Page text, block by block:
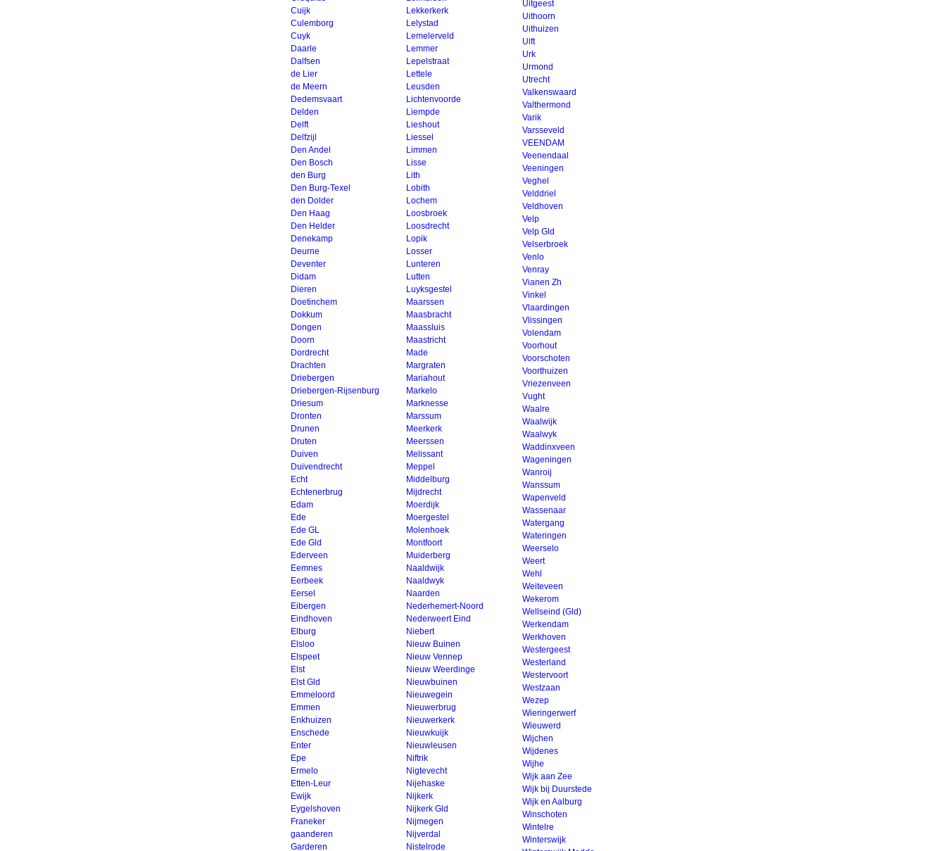
Uitgeest
Uithoorn
Uithuizen
Ulft
Urk
Urmond
Utrecht
Valkenswaard
Valthermond
Varik
Varsseveld
VEENDAM
Veenendaal
Veeningen
Veghel
Velddriel
Veldhoven
Velp
Velp Gld
Velserbroek
Venlo
Venray
Vianen Zh
Vinkel
Vlaardingen
Vlissingen
Volendam
Voorhout
Voorschoten
Voorthuizen
Vriezenveen
Vught
Waalre
Waalwijk
Waalwyk
Waddinxveen
Wageningen
Wanroij
Wanssum
Wapenveld
Wassenaar
Watergang
Wateringen
Weerselo
Weert
Wehl
Weiteveen
Wekerom
Wellseind (Gld)
Werkendam
Werkhoven
Westergeest
Westerland
Westervoort
Westzaan
Wezep
Wieringerwerf
Wieuwerd
Wijchen
Wijdenes
Wijhe
Wijk aan Zee
Wijk bij Duurstede
Wijk en Aalburg
Winschoten
Wintelre
Winterswijk
Cuijk
Culemborg
Cuyk
Daarle
Dalfsen
de Lier
de Meern
Dedemsvaart
Delden
Delft
Delfzijl
Den Andel
Den Bosch
den Burg
Den Burg-Texel
den Dolder
Den Haag
Den Helder
Denekamp
Deurne
Deventer
Didam
Dieren
Doetinchem
Dokkum
Dongen
Doorn
Dordrecht
Drachten
Driebergen
Driebergen-Rijsenburg
Driesum
Dronten
Drunen
Druten
Duiven
Duivendrecht
Echt
Echtenerbrug
Edam
Ede
Ede GL
Ede Gld
Ederveen
Eemnes
Eerbeek
Eersel
Eibergen
Eindhoven
Elburg
Elsloo
Elspeet
Elst
Elst Gld
Emmeloord
Emmen
Enkhuizen
Enschede
Enter
Epe
Ermelo
Etten-Leur
Ewijk
Eygelshoven
Franeker
gaanderen
Garderen
Lekkerkerk
Lelystad
Lemelerveld
Lemmer
Lepelstraat
Lettele
Leusden
Lichtenvoorde
Liempde
Lieshout
Liessel
Limmen
Lisse
Lith
Lobith
Lochem
Loosbroek
Loosdrecht
Lopik
Losser
Lunteren
Lutten
Luyksgestel
Maarssen
Maasbracht
Maassluis
Maastricht
Made
Margraten
Mariahout
Markelo
Marknesse
Marssum
Meerkerk
Meerssen
Melissant
Meppel
Middelburg
Mijdrecht
Moerdijk
Moergestel
Molenhoek
Montfoort
Muiderberg
Naaldwijk
Naaldwyk
Naarden
Nederhemert-Noord
Nederweert Eind
Niebert
Nieuw Buinen
Nieuw Vennep
Nieuw Weerdinge
Nieuwbuinen
Nieuwegein
Nieuwerbrug
Nieuwerkerk
Nieuwkuijk
Nieuwleusen
Niftrik
Nigtevecht
Nijehaske
Nijkerk
Nijkerk Gld
Nijmegen
Nijverdal
Nistelrode